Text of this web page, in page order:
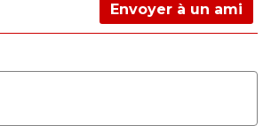
Envoyer à un ami